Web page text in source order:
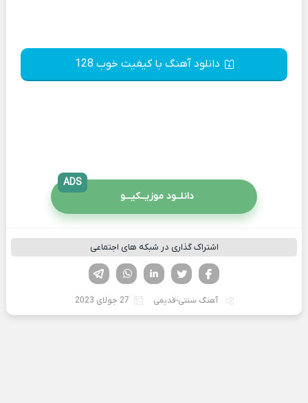
دانلود آهنگ با کیفیت خوب 128
دانلــود موزیــکیـــو
ADS
اشتراک گذاری در شبکه های اجتماعی
لینکدین تویتر
فیسوک
آهنگ سنتی-قدیمی 27 جولای 2023